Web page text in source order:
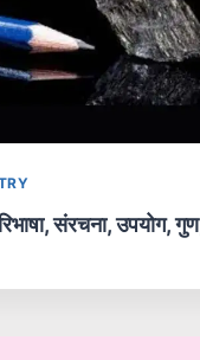
संरचना, उपयोग,